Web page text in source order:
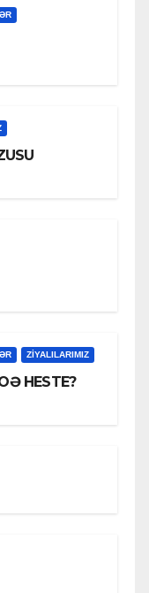
ZİYALILARIMIZ
HESTE?